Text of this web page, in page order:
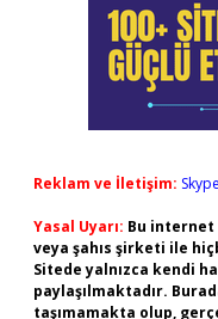
Reklam ve İletişim:
Yasal Uyarı: Bu
veya şahıs şirketi ile
Sitede yalnızca kendi
paylaşılmaktadır.
taşımamakta olup,